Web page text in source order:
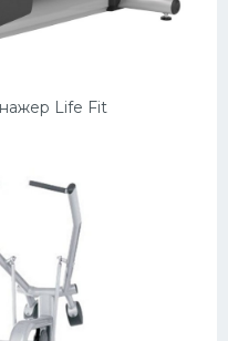
Life Fit